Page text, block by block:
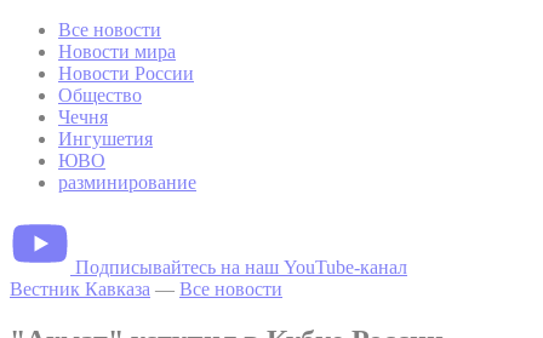
Все новости
Новости мира
Новости России
Общество
Чечня
Ингушетия
ЮВО
разминирование
Подписывайтесь на наш YouTube-канал
Вестник Кавказа — Все новости